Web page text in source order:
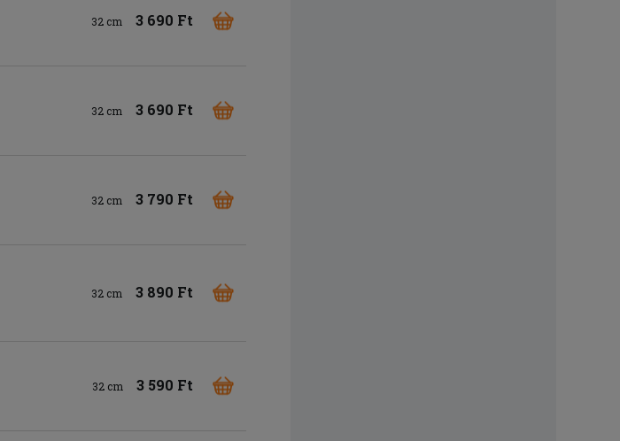
32 cm 3 690 Ft
32 cm 3 690 Ft
32 cm 3 790 Ft
32 cm 3 890 Ft
32 cm 3 590 Ft